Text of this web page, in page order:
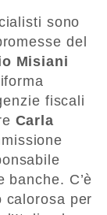
sono
del
Misiani
fiscali
Carla
banche. C’è
calorosa per